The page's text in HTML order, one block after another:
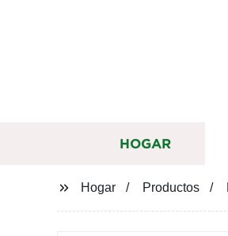
HOGAR
Hogar Productos